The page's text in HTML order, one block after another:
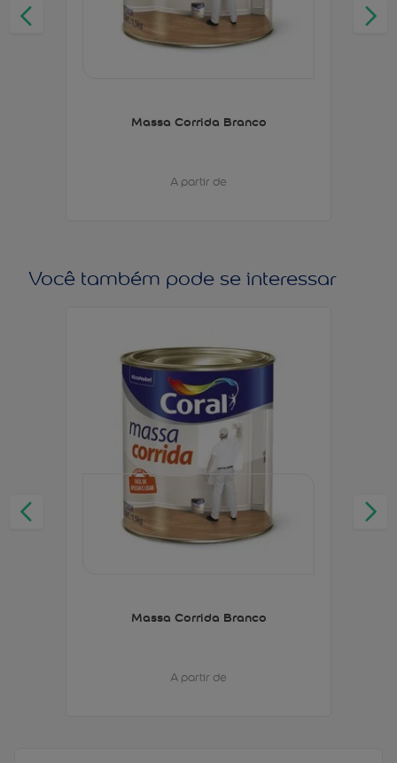
Massa Corrida Branco
A partir de
Você também pode se interessar
Massa Corrida Branco
A partir de